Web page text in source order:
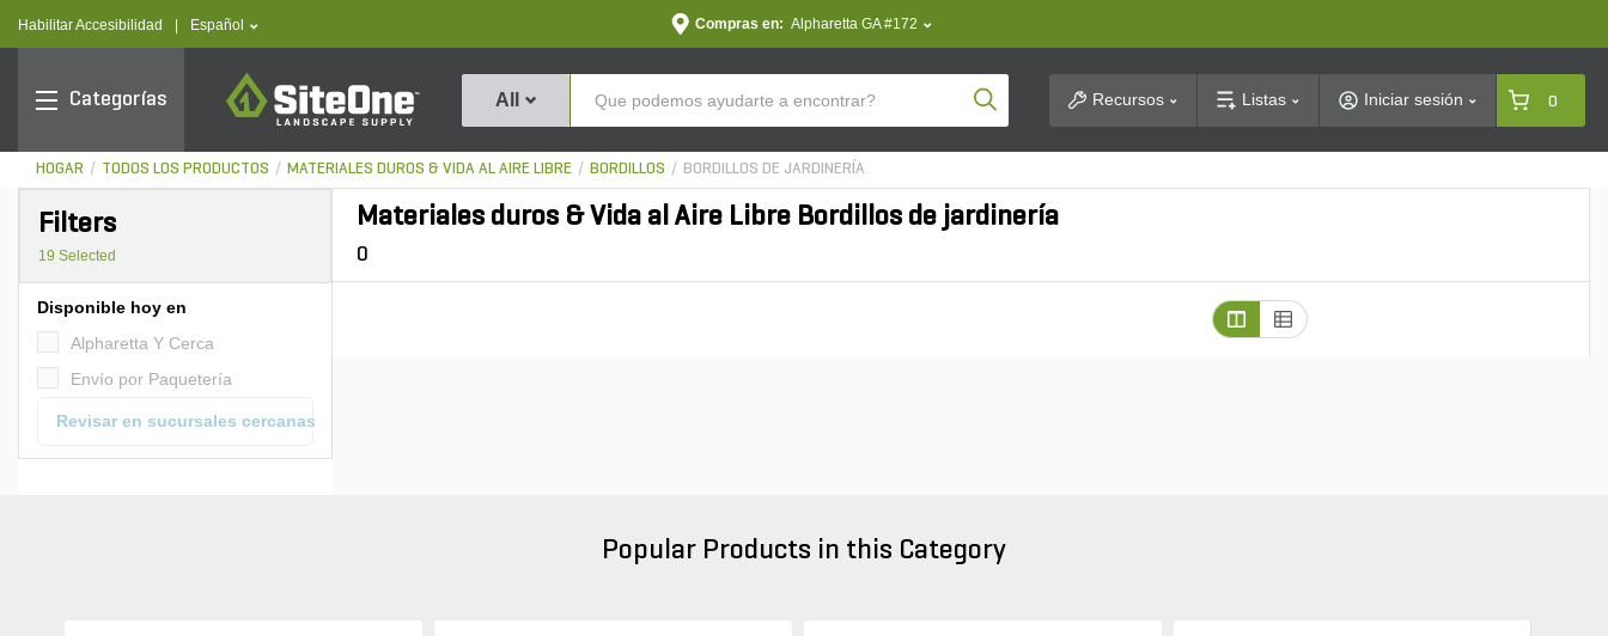
Habilitar Accesibilidad text.language
Español Compras en: Alpharetta GA #172
Categorías
SiteOne
All Product SearchRecursos Listas Iniciar sesión 0
HOGAR TODOS LOS PRODUCTOS MATERIALES DUROS & VIDA AL AIRE LIBRE BORDILLOS BORDILLOS DE JARDINERÍA
Filters
19 Selected
Disponible hoy en
Alpharetta Y Cerca
Envío por Paquetería
Revisar en sucursales cercanas
Materiales duros & Vida al Aire Libre Bordillos de jardinería
0
Popular Products in this Category